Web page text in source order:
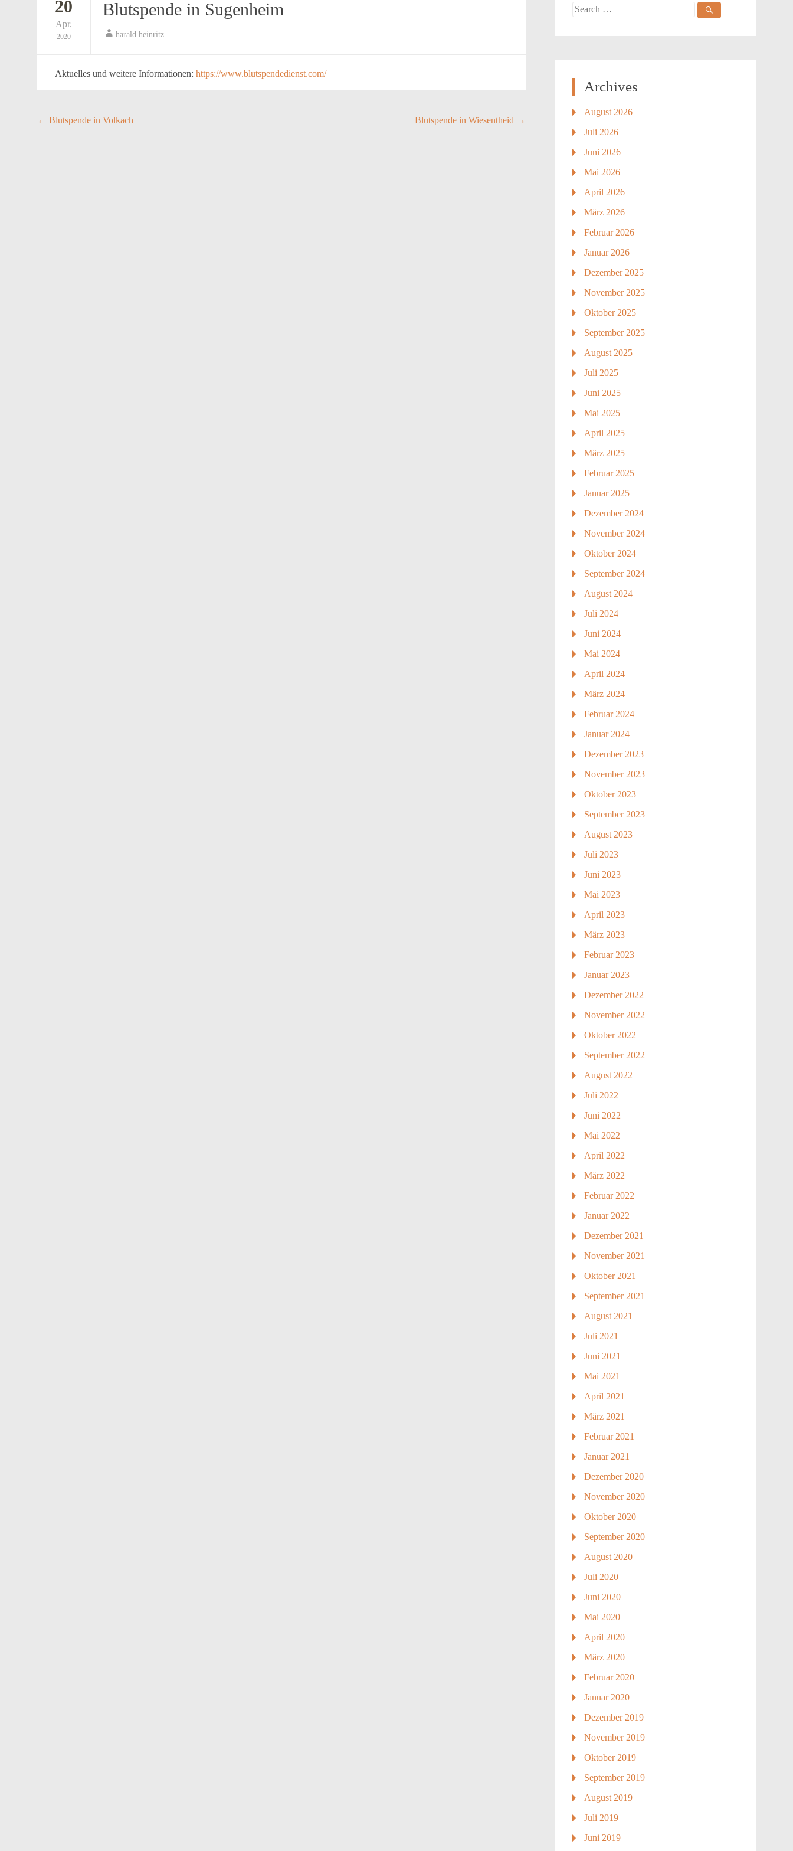
20
Apr.
2020
Blutspende in Sugenheim
harald.heinritz
Aktuelles und weitere Informationen: https://www.blutspendedienst.com/
Post
← Blutspende in Volkach Blutspende in Wiesentheid →
Search
Archives
August 2026
Juli 2026
Juni 2026
Mai 2026
April 2026
März 2026
Februar 2026
Januar 2026
Dezember 2025
November 2025
Oktober 2025
September 2025
August 2025
Juli 2025
Juni 2025
Mai 2025
April 2025
März 2025
Februar 2025
Januar 2025
Dezember 2024
November 2024
Oktober 2024
September 2024
August 2024
Juli 2024
Juni 2024
Mai 2024
April 2024
März 2024
Februar 2024
Januar 2024
Dezember 2023
November 2023
Oktober 2023
September 2023
August 2023
Juli 2023
Juni 2023
Mai 2023
April 2023
März 2023
Februar 2023
Januar 2023
Dezember 2022
November 2022
Oktober 2022
September 2022
August 2022
Juli 2022
Juni 2022
Mai 2022
April 2022
März 2022
Februar 2022
Januar 2022
Dezember 2021
November 2021
Oktober 2021
September 2021
August 2021
Juli 2021
Juni 2021
Mai 2021
April 2021
März 2021
Februar 2021
Januar 2021
Dezember 2020
November 2020
Oktober 2020
September 2020
August 2020
Juli 2020
Juni 2020
Mai 2020
April 2020
März 2020
Februar 2020
Januar 2020
Dezember 2019
November 2019
Oktober 2019
September 2019
August 2019
Juli 2019
Juni 2019